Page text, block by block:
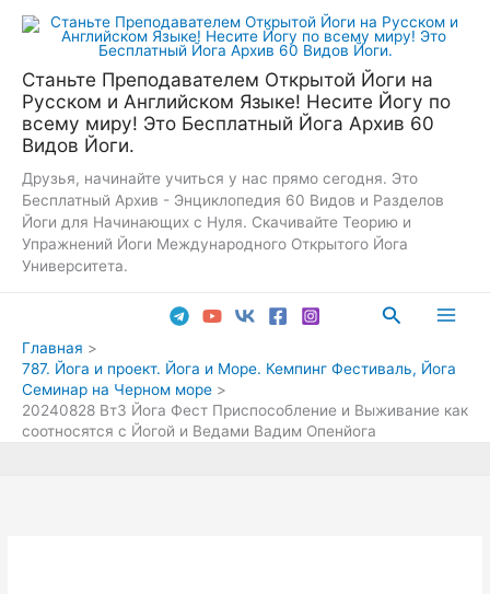
Перейти
Станьте Преподавателем Открытой Йоги на
Русском и Английском Языке! Несите Йогу по
всему миру! Это Бесплатный Йога Архив 60
Видов Йоги.
Друзья, начинайте учиться у нас прямо сегодня. Это
Бесплатный Архив - Энциклопедия 60 Видов и Разделов
Йоги для Начинающих с Нуля. Скачивайте Теорию и
Упражнений Йоги Международного Открытого Йога
Университета.
Поиск
Главная
787. Йога и проект. Йога и Море. Кемпинг Фестиваль, Йога
Семинар на Черном море
20240828 Вт3 Йога Фест Приспособление и Выживание как
соотносятся с Йогой и Ведами Вадим Опенйога